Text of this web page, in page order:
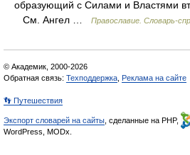
образующий с Силами и Властями
См. Ангел …
Православие. Словарь-
© Академик, 2000-2026
Обратная связь: Техподдержка Реклама на сайте
👣 Путешествия
Экспорт словарей на сайты , сделанные на PHP,
WordPress, MODx.